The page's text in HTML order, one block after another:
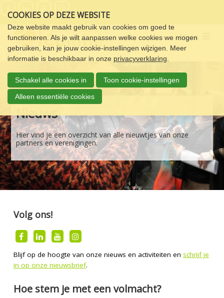
links
over
Spring
naar
de
navigatie
Spring
naar
de
inhoud
COOKIES OP DEZE WEBSITE
Deze website maakt gebruik van cookies om goed te
functioneren. Als je wilt aanpassen welke cookies we mogen
gebruiken, kan je jouw cookie-instellingen wijzigen. Meer
informatie is beschikbaar in onze privacyverklaring
Schakel alle cookies in Toon cookie-instellingen
Alleen essentiële cookies
Menu
Nieuws
Hier vind je een overzicht van alle nieuwtjes van onze
partners en verenigingen.
Volg ons!
Blijf op de hoogte van onze nieuws en activiteiten en schrijf je
in op onze nieuwsbrief.
Hoe stem je met een volmacht?